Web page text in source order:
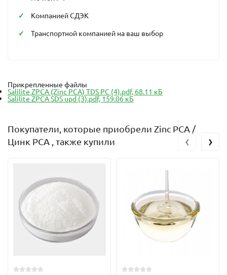
Компанией СДЭК
Транспортной компанией на ваш выбор
Прикрепленные файлы
Salilite ZPCA (Zinc PCA) TDS PC (4).pdf, 68.11 кБ
Salilite ZPCA SDS upd (3).pdf, 159.06 кБ
Покупатели, которые приобрели Zinc PCA /
Цинк PCA , также купили
‹ ›